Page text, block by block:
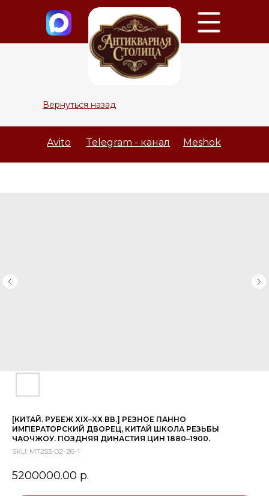
Вернуться назад
Meshok
Avito Telegram - канал
[КИТАЙ. РУБЕЖ XIX–XX ВВ.] РЕЗНОЕ ПАННО
ИМПЕРАТОРСКИЙ ДВОРЕЦ, КИТАЙ ШКОЛА РЕЗЬБЫ
ЧАОЧЖОУ. ПОЗДНЯЯ ДИНАСТИЯ ЦИН 1880–1900.
SKU: МТ253-02-26-1
5200000.00 р.